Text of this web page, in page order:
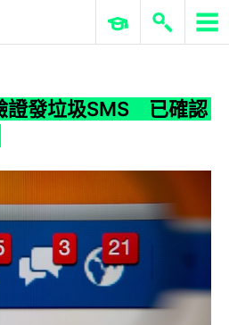
ERP 與商業 AI
證發垃圾SMS 已確認